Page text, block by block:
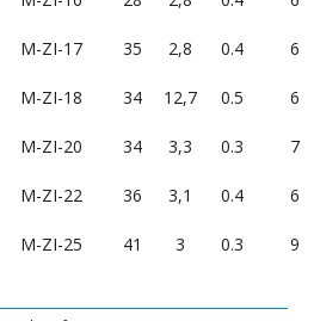
M-ZI-17 35 2,8 0.4 6
M-ZI-18 34 12,7 0.5 6
M-ZI-20 34 3,3 0.3 7
M-ZI-22 36 3,1 0.4 6
M-ZI-25 41 3 0.3 9